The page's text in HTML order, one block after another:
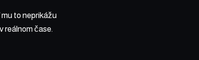
to neprikážu
reálnom čase.